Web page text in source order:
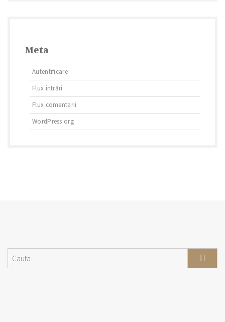
Meta
Autentificare
Flux intrări
Flux comentarii
WordPress.org